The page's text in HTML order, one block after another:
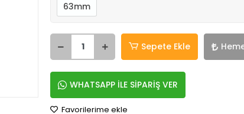
63mm
Sepete Ekle
WHATSAPP İLE SİPARİŞ VER
Favorilerime ekle